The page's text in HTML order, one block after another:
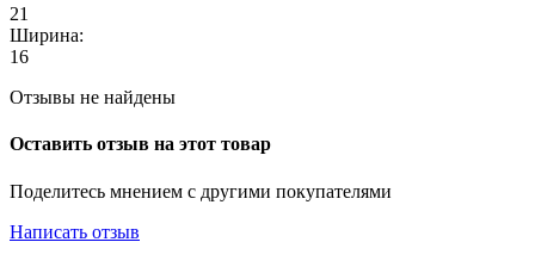
21
Ширина:
16
Отзывы не найдены
Оставить отзыв на этот товар
Поделитесь мнением с другими покупателями
Написать отзыв